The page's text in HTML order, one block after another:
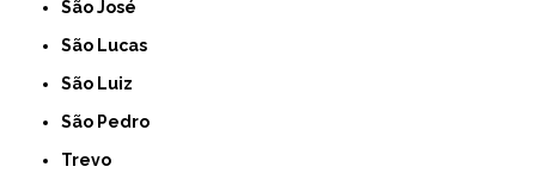
São José
São Lucas
São Luiz
São Pedro
Trevo